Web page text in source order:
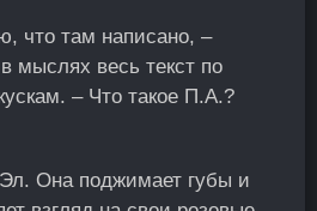
что там написано, –
мыслях весь текст по
– Что такое П.А.?
Она поджимает губы и